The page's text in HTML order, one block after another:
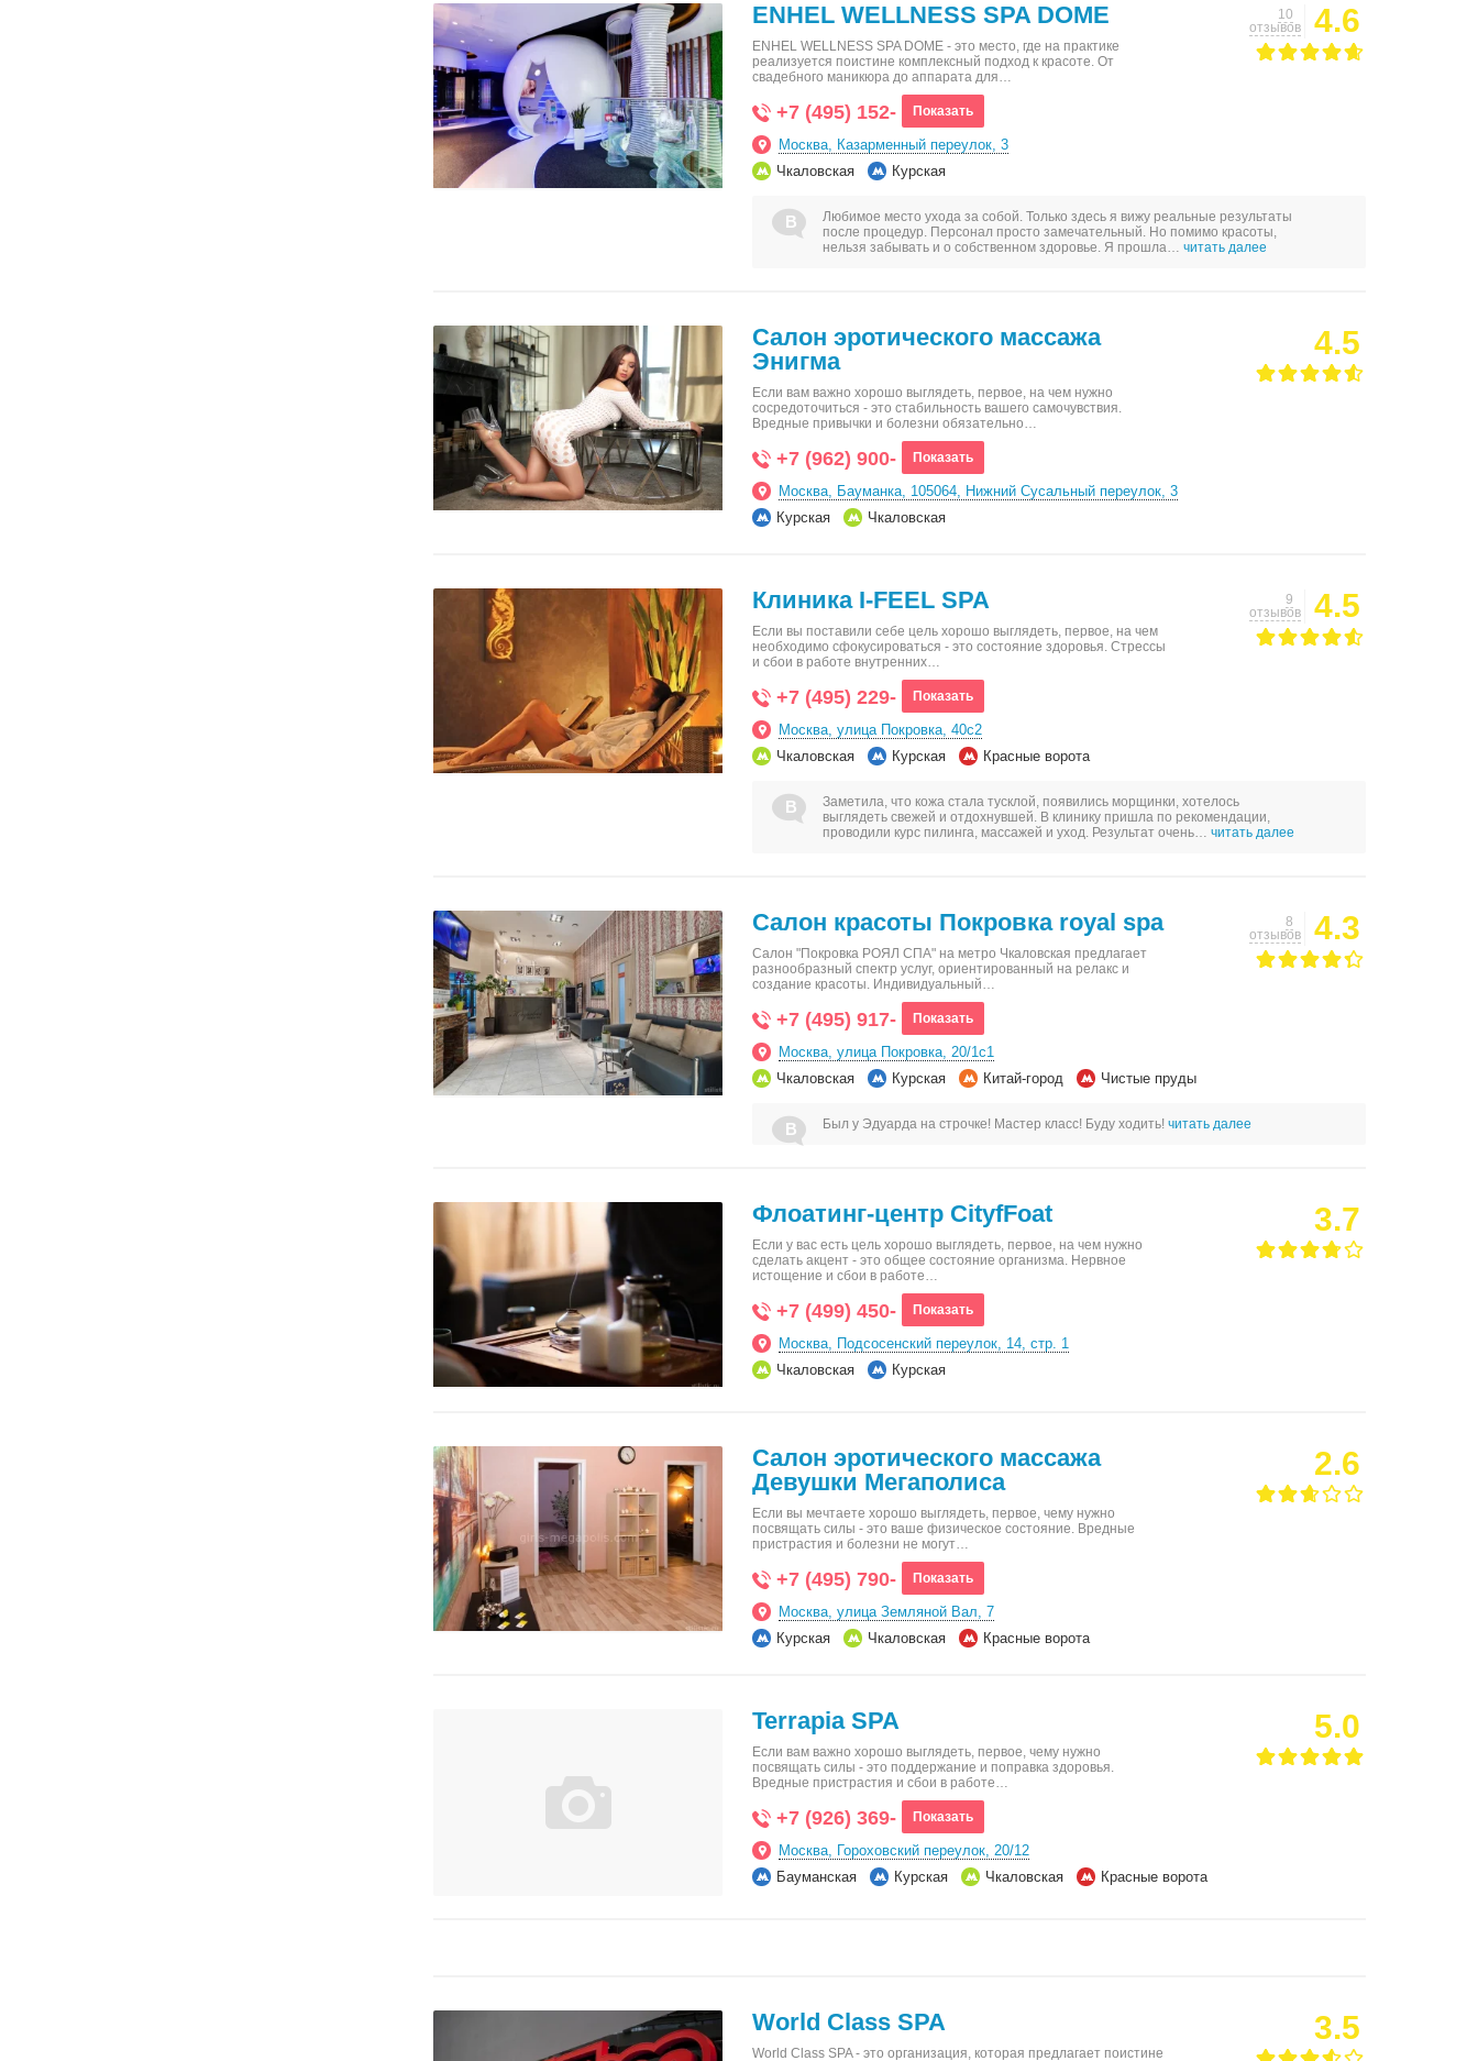
ENHEL WELLNESS SPA DOME
ENHEL WELLNESS SPA DOME - это место, где на практике
реализуется поистине комплексный подход к красоте. От
свадебного маникюра до аппарата для…
10
отзывов
4.6
+7 (495) 152- Показать
Москва, Казарменный переулок, 3
Чкаловская
Курская
Любимое место ухода за собой. Только здесь я вижу реальные результаты
после процедур. Персонал просто замечательный. Но помимо красоты,
нельзя забывать и о собственном здоровье. Я прошла… читать далее
Салон эротического массажа
Энигма
Если вам важно хорошо выглядеть, первое, на чем нужно
сосредоточиться - это стабильность вашего самочувствия.
Вредные привычки и болезни обязательно…
4.5
+7 (962) 900- Показать
Москва, Бауманка, 105064, Нижний Сусальный переулок, 3
Курская
Чкаловская
Клиника I-FEEL SPA
Если вы поставили себе цель хорошо выглядеть, первое, на чем
необходимо сфокусироваться - это состояние здоровья. Стрессы
и сбои в работе внутренних…
9
отзывов
4.5
+7 (495) 229- Показать
Москва, улица Покровка, 40с2
Чкаловская
Курская Красные ворота
Заметила, что кожа стала тусклой, появились морщинки, хотелось
выглядеть свежей и отдохнувшей. В клинику пришла по рекомендации,
проводили курс пилинга, массажей и уход. Результат очень… читать далее
Салон красоты Покровка royal spa
Салон "Покровка РОЯЛ СПА" на метро Чкаловская предлагает
разнообразный спектр услуг, ориентированный на релакс и
создание красоты. Индивидуальный…
8
отзывов
4.3
+7 (495) 917- Показать
Москва, улица Покровка, 20/1с1
Чкаловская
Курская Китай-город Чистые пруды
Был у Эдуарда на строчке! Мастер класс! Буду ходить! читать далее
Флоатинг-центр CityfFoat
Если у вас есть цель хорошо выглядеть, первое, на чем нужно
сделать акцент - это общее состояние организма. Нервное
истощение и сбои в работе…
3.7
+7 (499) 450- Показать
Москва, Подсосенский переулок, 14, стр. 1
Чкаловская
Курская
Салон эротического массажа
Девушки Мегаполиса
Если вы мечтаете хорошо выглядеть, первое, чему нужно
посвящать силы - это ваше физическое состояние. Вредные
пристрастия и болезни не могут…
2.6
+7 (495) 790- Показать
Москва, улица Земляной Вал, 7
Курская
Чкаловская Красные ворота
Terrapia SPA
Если вам важно хорошо выглядеть, первое, чему нужно
посвящать силы - это поддержание и поправка здоровья.
Вредные пристрастия и сбои в работе…
5.0
+7 (926) 369- Показать
Москва, Гороховский переулок, 20/12
Бауманская
Курская Чкаловская Красные ворота
World Class SPA
World Class SPA - это организация, которая предлагает поистине
3.5